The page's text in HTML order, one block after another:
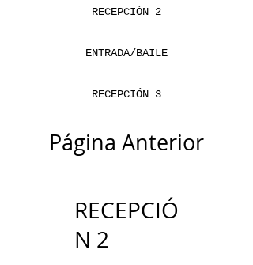
RECEPCIÓN 2
ENTRADA/BAILE
RECEPCIÓN 3
Página Anterior
RECEPCIÓ
N 2